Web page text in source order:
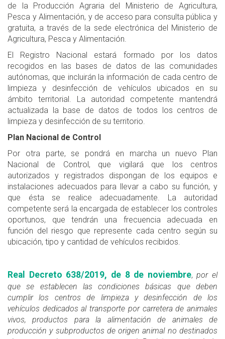
de la Producción Agraria del Ministerio de Agricultura,
Pesca y Alimentación, y de acceso para consulta pública y
gratuita, a través de la sede electrónica del Ministerio de
Agricultura, Pesca y Alimentación.
El Registro Nacional estará formado por los datos
recogidos en las bases de datos de las comunidades
autónomas, que incluirán la información de cada centro de
limpieza y desinfección de vehículos ubicados en su
ámbito territorial. La autoridad competente mantendrá
actualizada la base de datos de todos los centros de
limpieza y desinfección de su territorio.
Plan Nacional de Control
Por otra parte, se pondrá en marcha un nuevo Plan
Nacional de Control, que vigilará que los centros
autorizados y registrados dispongan de los equipos e
instalaciones adecuados para llevar a cabo su función, y
que ésta se realice adecuadamente. La autoridad
competente será la encargada de establecer los controles
oportunos, que tendrán una frecuencia adecuada en
función del riesgo que represente cada centro según su
ubicación, tipo y cantidad de vehículos recibidos.
Real Decreto 638/2019, de 8 de noviembre,por el
que se establecen las condiciones básicas que deben
cumplir los centros de limpieza y desinfección de los
vehículos dedicados al transporte por carretera de animales
vivos, productos para la alimentación de animales de
producción y subproductos de origen animal no destinados